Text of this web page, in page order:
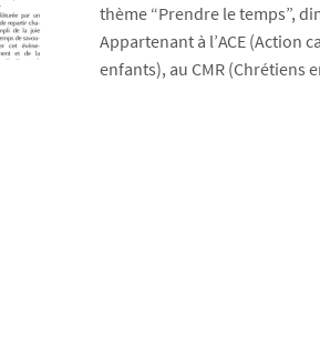
thème “Prendre le temps”,
Appartenant à l’ACE (Action
enfants), au CMR (Chrétiens